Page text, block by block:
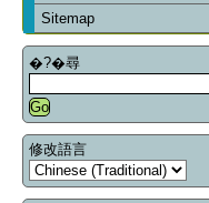
Sitemap
�?�尋
修改語言